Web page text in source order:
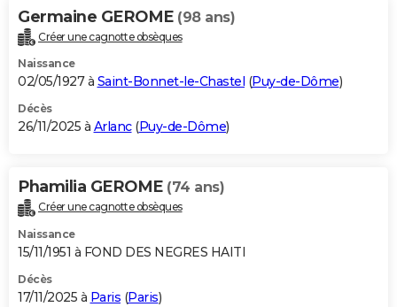
Germaine GEROME (98 ans)
Créer une cagnotte obsèques
Naissance
02/05/1927 à Saint-Bonnet-le-Chastel (Puy-de-Dôme)
Décès
26/11/2025 à Arlanc(Puy-de-Dôme)
Phamilia GEROME (74 ans)
Créer une cagnotte obsèques
Naissance
15/11/1951 à FOND DES NEGRES HAITI
Décès
17/11/2025 à Paris (Paris)